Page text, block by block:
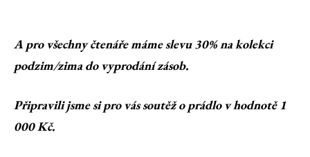
A pro všechny čtenáře máme slevu 30% na kolekci
podzim/zima do vyprodání zásob.
Připravili jsme si pro vás soutěž o prádlo v hodnotě 1
000 Kč.